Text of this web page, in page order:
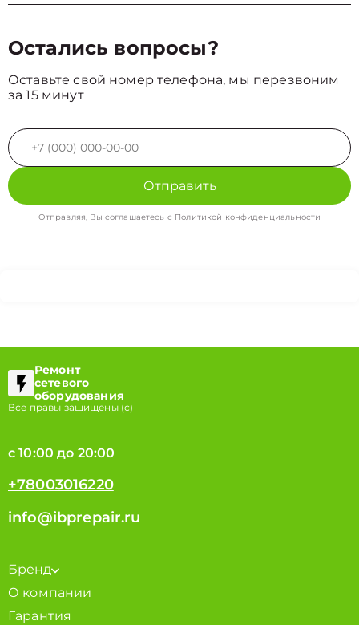
Остались вопросы?
Оставьте свой номер телефона, мы перезвоним
за 15 минут
Отправить
Отправляя, Вы соглашаетесь с Политикой конфиденциальности
Ремонт
сетевого
оборудования
Все правы защищены (с)
с 10:00 до 20:00
+78003016220
info@ibprepair.ru
Бренд
О компании
Гарантия